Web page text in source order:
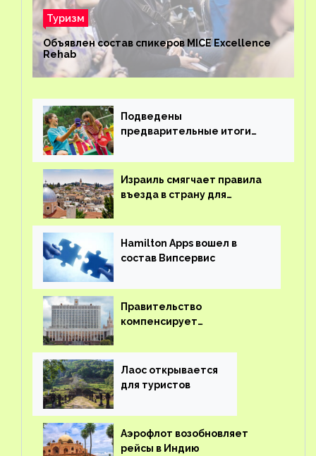
Туризм
Объявлен состав спикеров MICE Excellence
Rehab
Подведены
предварительные итоги
Израиль смягчает правила
въезда в страну для
Hamilton Apps вошел в
состав Випсервис
Правительство
компенсирует
вывоз россиян из-за рубежа
Лаос открывается
для туристов
Аэрофлот возобновляет
рейсы в Индию